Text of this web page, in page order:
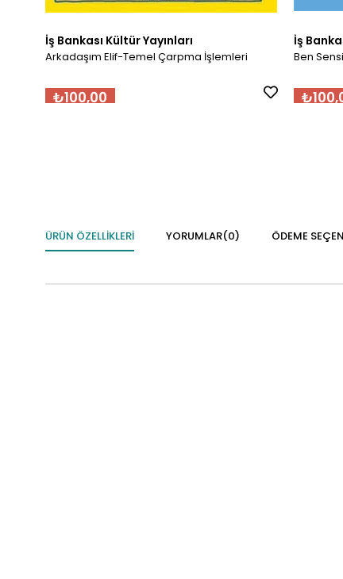
İş Bankası Kültür Yayınları
Arkadaşım Elif-Temel Çarpma İşlemleri
₺100,00
İş
Ben
ÜRÜN ÖZELLIKLERI YORUMLAR(0) ÖDEME